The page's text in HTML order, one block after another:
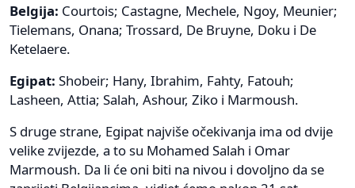
Belgija: Courtois; Castagne, Mechele, Ngoy, Meunier;
Tielemans, Onana; Trossard, De Bruyne, Doku i De
Ketelaere.
Egipat: Shobeir; Hany, Ibrahim, Fahty, Fatouh;
Lasheen, Attia; Salah, Ashour, Ziko i Marmoush.
S druge strane, Egipat najviše očekivanja ima od dvije
velike zvijezde, a to su Mohamed Salah i Omar
Marmoush. Da li će oni biti na nivou i dovoljno da se